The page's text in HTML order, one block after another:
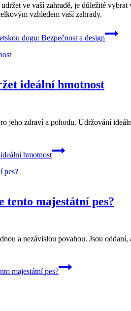
ve vaší zahradě, je důležité
vzhledem vaší zahrady.
dogu: Bezpečnost a design
ideální hmotnost
jeho zdraví a pohodu. Udržování
hmotnost
tento majestátní pes?
a nezávislou povahou. Jsou
majestátní pes?